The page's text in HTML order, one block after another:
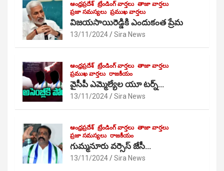
ఆంధ్రప్రదేశ్ ట్రేండింగ్ వార్తలు తాజా వార్తలు
ప్రజా సమస్యలు ప్రముఖ వార్తలు
విజయసాయిరెడ్డికి ఎందుకంత ప్రేమ
13/11/2024 Sira News
ఆంధ్రప్రదేశ్ ట్రేండింగ్ వార్తలు తాజా వార్తలు
ప్రముఖ వార్తలు రాజకీయం
వైసీపీ ఎమ్మెల్యేల యూ టర్న్…
13/11/2024 Sira News
ఆంధ్రప్రదేశ్ ట్రేండింగ్ వార్తలు తాజా వార్తలు
ప్రజా సమస్యలు రాజకీయం
గుమ్మనూరు వర్సెస్ జేసీ…
13/11/2024 Sira News